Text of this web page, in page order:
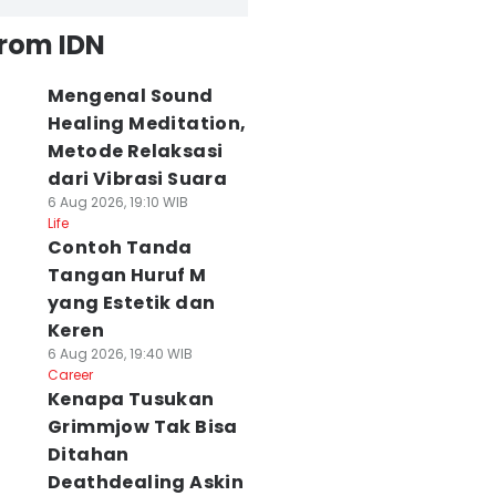
IDN
Mengenal Sound
Healing Meditation,
Metode Relaksasi
dari Vibrasi Suara
6 Aug 2026, 19:10 WIB
Life
Contoh Tanda
Tangan Huruf M
yang Estetik dan
Keren
6 Aug 2026, 19:40 WIB
Career
Kenapa Tusukan
Grimmjow Tak Bisa
Ditahan
Deathdealing Askin